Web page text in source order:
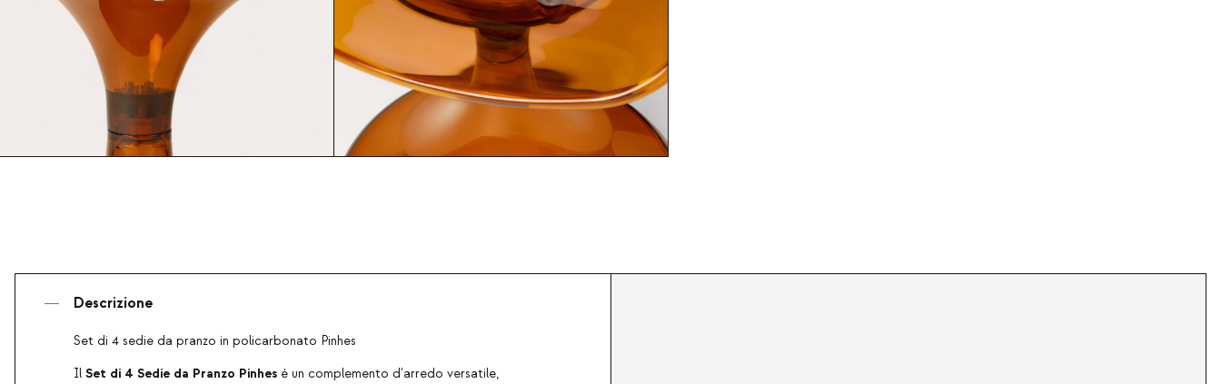
Descrizione
Set di 4 sedie da pranzo in policarbonato Pinhes
Il Set di 4 Sedie da Pranzo Pinhes è un complemento d'arredo versatile,